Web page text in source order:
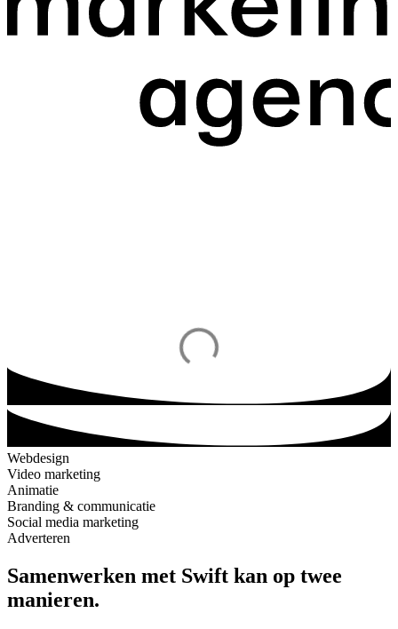
Webdesign
Video marketing
Animatie
Branding & communicatie
Social media marketing
Adverteren
Samenwerken met Swift kan op twee
manieren.